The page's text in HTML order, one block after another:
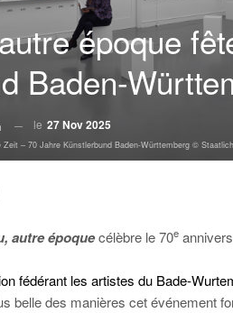
époque
Baden-
le 27 Nov 2025
Zeit – 70 Jahre Künstlerbund Baden-Württemberg ©
autre époquecélèbre le 70e
fédérant les artistes du Bade-
belle des manières cet événement